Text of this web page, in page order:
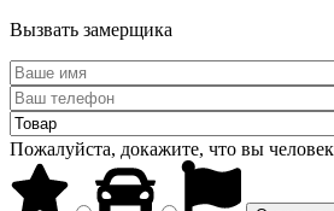
Вызвать замерщика
Пожалуйста, докажите, что вы